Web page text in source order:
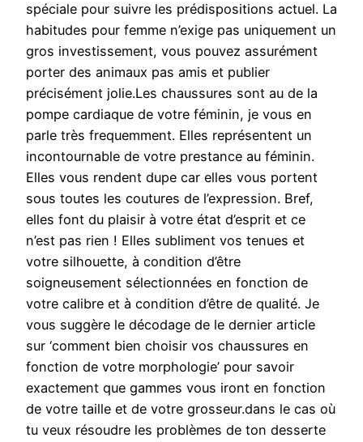
spéciale pour suivre les prédispositions actuel. La
habitudes pour femme n’exige pas uniquement un
gros investissement, vous pouvez assurément
porter des animaux pas amis et publier
précisément jolie.Les chaussures sont au de la
pompe cardiaque de votre féminin, je vous en
parle très frequemment. Elles représentent un
incontournable de votre prestance au féminin.
Elles vous rendent dupe car elles vous portent
sous toutes les coutures de l’expression. Bref,
elles font du plaisir à votre état d’esprit et ce
n’est pas rien ! Elles subliment vos tenues et
votre silhouette, à condition d’être
soigneusement sélectionnées en fonction de
votre calibre et à condition d’être de qualité. Je
vous suggère le décodage de le dernier article
sur ‘comment bien choisir vos chaussures en
fonction de votre morphologie’ pour savoir
exactement que gammes vous iront en fonction
de votre taille et de votre grosseur.dans le cas où
tu veux résoudre les problèmes de ton desserte